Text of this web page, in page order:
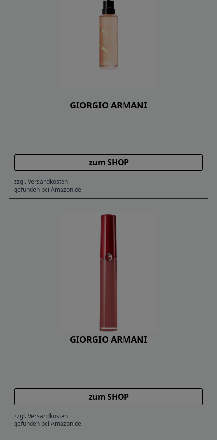
GIORGIO ARMANI
zum SHOP
zzgl. Versandkosten
gefunden bei Amazon.de
GIORGIO ARMANI
zum SHOP
zzgl. Versandkosten
gefunden bei Amazon.de